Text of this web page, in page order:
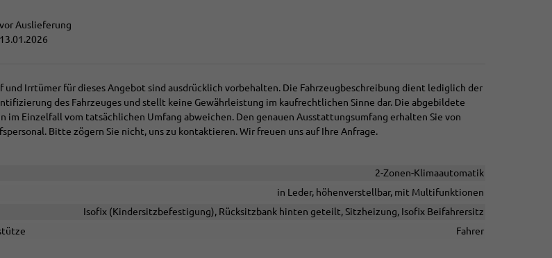
Auslieferung
und Irrtümer für dieses Angebot sind ausdrücklich vorbehalten. Die Fahrzeugbeschreibung dient lediglich der
des Fahrzeuges und stellt keine Gewährleistung im kaufrechtlichen Sinne dar. Die abgebildete
im Einzelfall vom tatsächlichen Umfang abweichen. Den genauen Ausstattungsumfang erhalten Sie von
Bitte zögern Sie nicht, uns zu kontaktieren. Wir freuen uns auf Ihre Anfrage.
2-Zonen-Klimaautomatik
in Leder, höhenverstellbar, mit Multifunktionen
Isofix (Kindersitzbefestigung), Rücksitzbank hinten geteilt, Sitzheizung, Isofix Beifahrersitz
Fahrer